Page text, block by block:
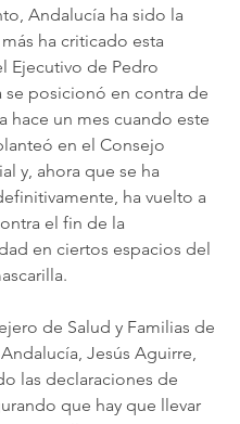
Andalucía ha sido la
ha criticado esta
Ejecutivo de Pedro
se posicionó en contra de
hace un mes cuando este
en el Consejo
y, ahora que se ha
ha vuelto a
el fin de la
en ciertos espacios del
de Salud y Familias de
Jesús Aguirre,
las declaraciones de
que hay que llevar